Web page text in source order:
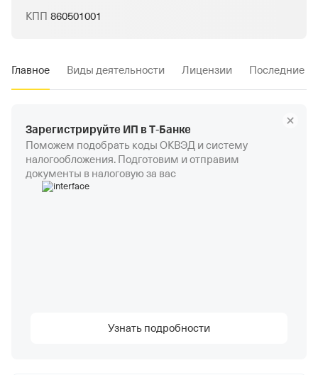
КПП 860501001
Главное Виды деятельности Лицензии Последние
Зарегистрируйте ИП в Т‑Банке
Поможем подобрать коды ОКВЭД и систему
налогообложения. Подготовим и отправим
документы в налоговую за вас
Узнать подробности